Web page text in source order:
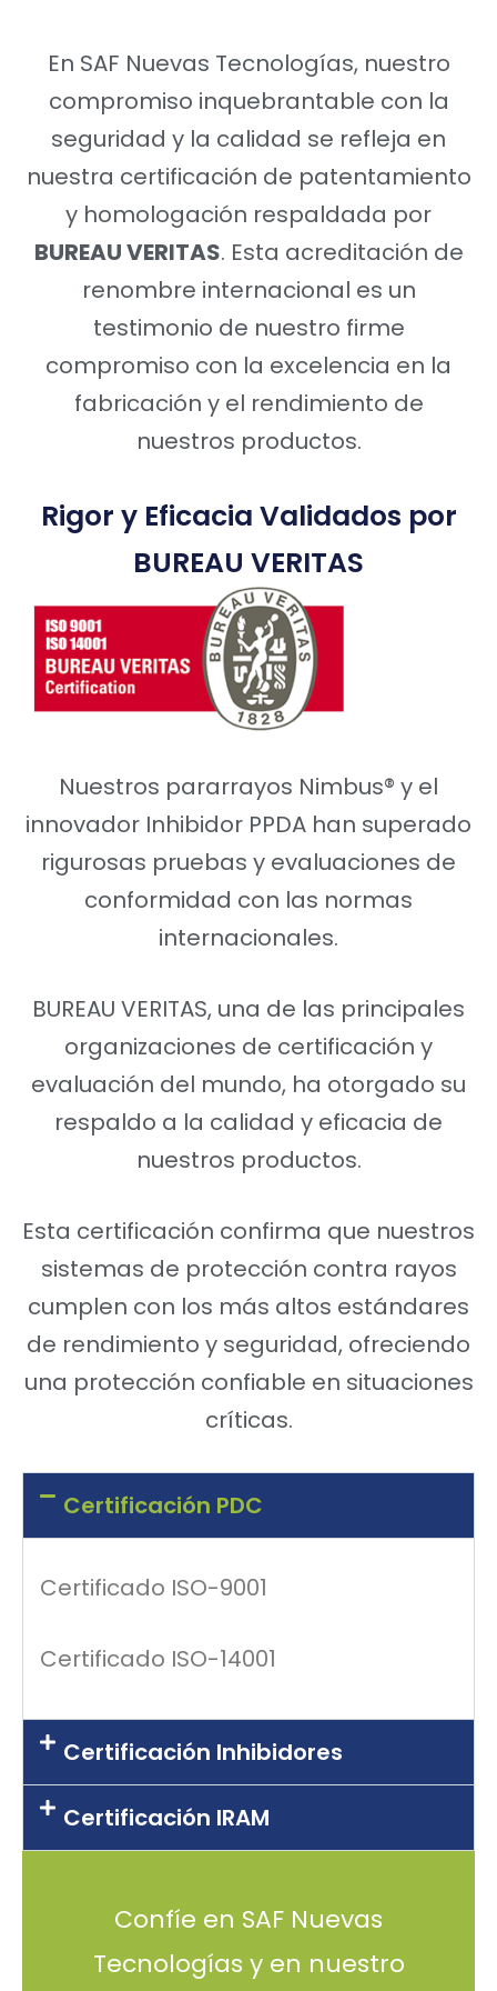
En SAF Nuevas Tecnologías, nuestro
compromiso inquebrantable con la
seguridad y la calidad se refleja en
nuestra certificación de patentamiento
y homologación respaldada por
BUREAU VERITAS. Esta acreditación de
renombre internacional es un
testimonio de nuestro firme
compromiso con la excelencia en la
fabricación y el rendimiento de
nuestros productos.
Rigor y Eficacia Validados por
BUREAU VERITAS
Nuestros pararrayos Nimbus® y el
innovador Inhibidor PPDA han superado
rigurosas pruebas y evaluaciones de
conformidad con las normas
internacionales.
BUREAU VERITAS, una de las principales
organizaciones de certificación y
evaluación del mundo, ha otorgado su
respaldo a la calidad y eficacia de
nuestros productos.
Esta certificación confirma que nuestros
sistemas de protección contra rayos
cumplen con los más altos estándares
de rendimiento y seguridad, ofreciendo
una protección confiable en situaciones
críticas.
Certificación PDC
Certificado ISO-9001
Certificado ISO-14001
Certificación Inhibidores
Certificación IRAM
Confíe en SAF Nuevas
Tecnologías y en nuestro